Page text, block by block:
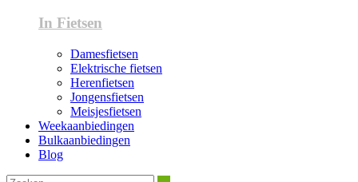
In Fietsen
Damesfietsen
Elektrische fietsen
Herenfietsen
Jongensfietsen
Meisjesfietsen
Weekaanbiedingen
Bulkaanbiedingen
Blog